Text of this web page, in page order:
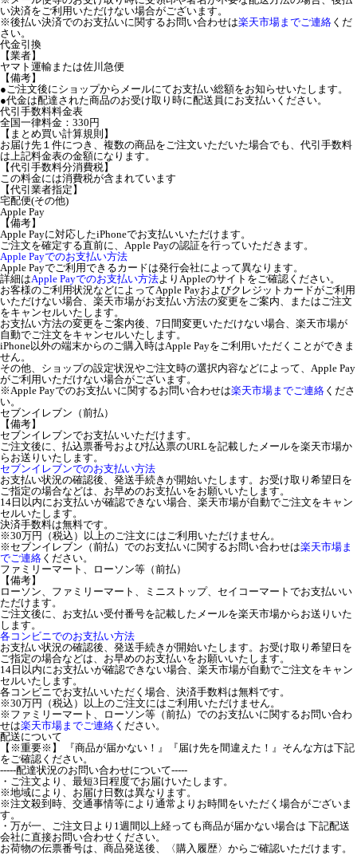
い決済をご利用いただけない場合がございます。
※後払い決済でのお支払いに関するお問い合わせは楽天市場までご連絡 くだ
さい。
代金引換
【業者】
ヤマト運輸または佐川急便
【備考】
●ご注文後にショップからメールにてお支払い総額をお知らせいたします。
●代金は配達された商品のお受け取り時に配送員にお支払いください。
代引手数料料金表
全国一律料金：330円
【まとめ買い計算規則】
お届け先１件につき、複数の商品をご注文いただいた場合でも、代引手数料
は上記料金表の金額になります。
【代引手数料分消費税】
この料金には消費税が含まれています
【代引業者指定】
宅配便(その他)
Apple Pay
【備考】
Apple Payに対応したiPhoneでお支払いいただけます。
ご注文を確定する直前に、Apple Payの認証を行っていただきます。
Apple Payでのお支払い方法
Apple Payでご利用できるカードは発行会社によって異なります。
詳細はApple Payでのお支払い方法よりAppleのサイトをご確認ください。
お客様のご利用状況などによってApple Payおよびクレジットカードがご利用
いただけない場合、楽天市場がお支払い方法の変更をご案内、またはご注文
をキャンセルいたします。
お支払い方法の変更をご案内後、7日間変更いただけない場合、楽天市場が
自動でご注文をキャンセルいたします。
iPhone以外の端末からのご購入時はApple Payをご利用いただくことができま
せん。
その他、ショップの設定状況やご注文時の選択内容などによって、Apple Pay
がご利用いただけない場合がございます。
※Apple Payでのお支払いに関するお問い合わせは楽天市場までご連絡 くださ
い。
セブンイレブン（前払）
【備考】
セブンイレブンでお支払いいただけます。
ご注文後に、払込票番号および払込票のURLを記載したメールを楽天市場か
らお送りいたします。
セブンイレブンでのお支払い方法
お支払い状況の確認後、発送手続きが開始いたします。お受け取り希望日を
ご指定の場合などは、お早めのお支払いをお願いいたします。
14日以内にお支払いが確認できない場合、楽天市場が自動でご注文をキャン
セルいたします。
決済手数料は無料です。
※30万円（税込）以上のご注文にはご利用いただけません。
※セブンイレブン（前払）でのお支払いに関するお問い合わせは楽天市場ま
でご連絡 ください。
ファミリーマート、ローソン等（前払）
【備考】
ローソン、ファミリーマート、ミニストップ、セイコーマートでお支払いい
ただけます。
ご注文後に、お支払い受付番号を記載したメールを楽天市場からお送りいた
します。
各コンビニでのお支払い方法
お支払い状況の確認後、発送手続きが開始いたします。お受け取り希望日を
ご指定の場合などは、お早めのお支払いをお願いいたします。
14日以内にお支払いが確認できない場合、楽天市場が自動でご注文をキャン
セルいたします。
各コンビニでお支払いいただく場合、決済手数料は無料です。
※30万円（税込）以上のご注文にはご利用いただけません。
※ファミリーマート、ローソン等（前払）でのお支払いに関するお問い合わ
せは楽天市場までご連絡 ください。
配送について
【※重要※】 『商品が届かない！』『届け先を間違えた！』そんな方は下記
をご確認ください。
-----配達状況のお問い合わせについて-----
・ご注文より、最短3日程度でお届けいたします。
※地域により、お届け日数は異なります。
※注文殺到時、交通事情等により通常よりお時間をいただく場合がございま
す。
・万が一、ご注文日より1週間以上経っても商品が届かない場合は 下記配送
会社に直接お問い合わせください。
お荷物の伝票番号は、商品発送後、〈購入履歴〉からご確認いただけます。